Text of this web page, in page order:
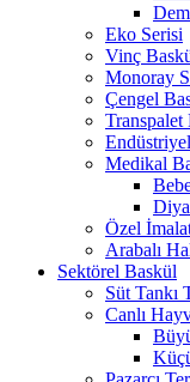
Eko Serisi
Vinç
Monoray
Çengel
Transpalet
Medikal
Özel
Arabalı
Sektörel Baskül
Süt Tankı
Canlı